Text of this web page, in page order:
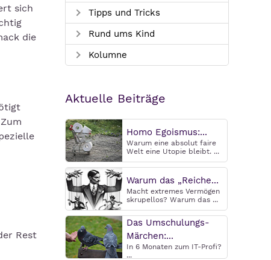
sich
die
Rest
Tipps und Tricks
Rund ums Kind
Kolumne
Aktuelle Beiträge
Homo Egoismus:...
Warum eine absolut faire
Welt eine Utopie bleibt. ...
Warum das „Reiche...
Macht extremes Vermögen
skrupellos? Warum das ...
Das Umschulungs-
Märchen:...
In 6 Monaten zum IT-Profi?
...